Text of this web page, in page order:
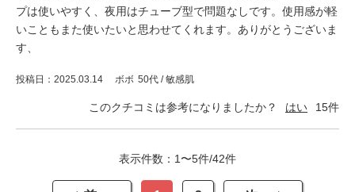
プは使いやすく、夜用はチューブ型で問題なしです。使用感が軽
いこともまた使いたいと思わせてくれます。ありがとうございま
す、
投稿日 2025.03.14 ボボ 50代 / 敏感肌
このクチコミは参考になりましたか？ はい 15件
表示件数：1〜5件/42件